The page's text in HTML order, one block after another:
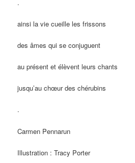
.
ainsi la vie cueille les frissons
des âmes qui se conjuguent
au présent et élèvent leurs chants
jusqu’au chœur des chérubins
.
Carmen Pennarun
Illustration : Tracy Porter